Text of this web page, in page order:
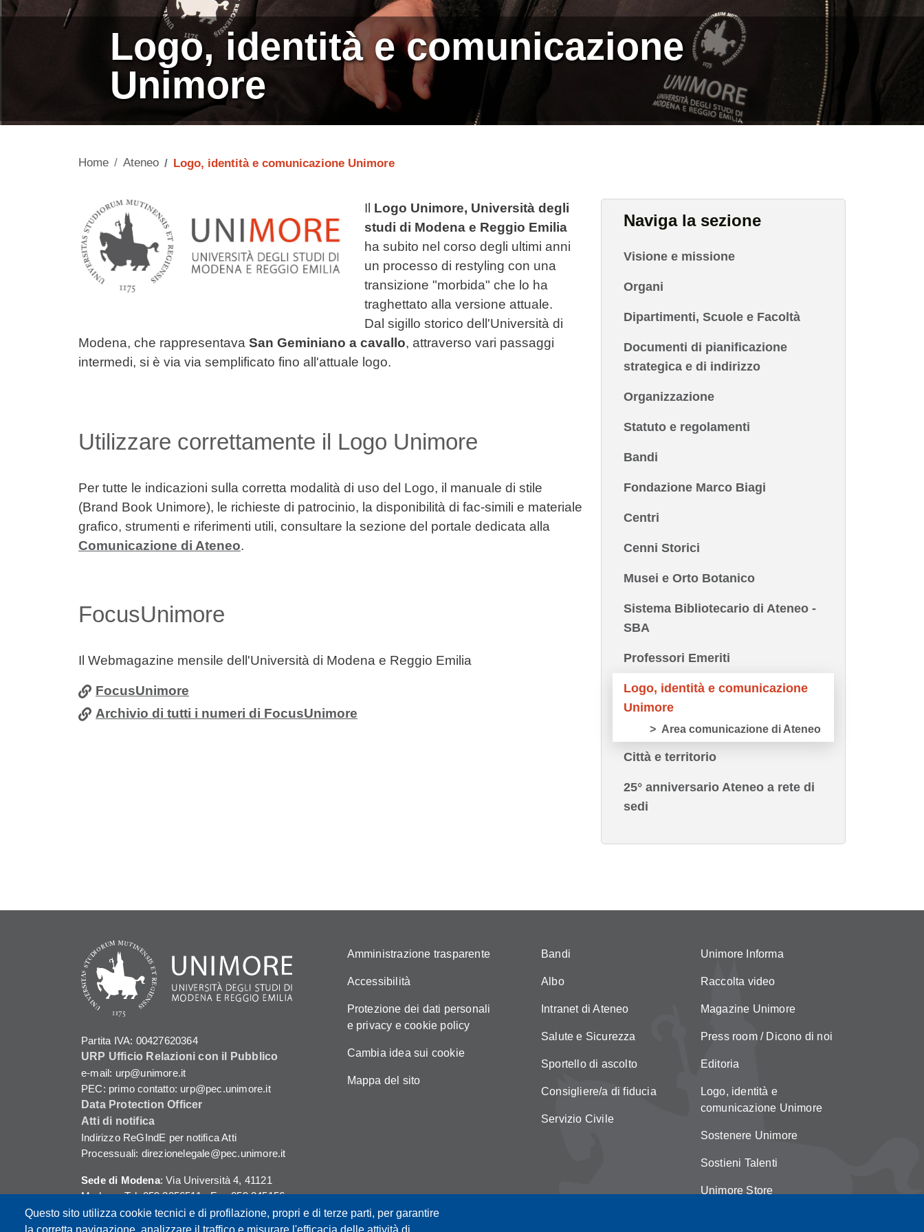
Logo, identità e comunicazione
Unimore
Home Ateneo Logo, identità e comunicazione Unimore
Contenuto
Image Il Logo Unimore, Università degli
studi di Modena e Reggio Emilia
ha subito nel corso degli ultimi anni
un processo di restyling con una
transizione "morbida" che lo ha
traghettato alla versione attuale.
Dal sigillo storico dell'Università di
Modena, che rappresentava San Geminiano a cavallo, attraverso vari passaggi
intermedi, si è via via semplificato fino all'attuale logo.
Utilizzare correttamente il Logo Unimore
Per tutte le indicazioni sulla corretta modalità di uso del Logo, il manuale di stile
(Brand Book Unimore), le richieste di patrocinio, la disponibilità di fac-simili e materiale
grafico, strumenti e riferimenti utili, consultare la sezione del portale dedicata alla
Comunicazione di Ateneo.
FocusUnimore
Il Webmagazine mensile dell'Università di Modena e Reggio Emilia
FocusUnimore
Archivio di tutti i numeri di FocusUnimore
Naviga la sezione
Visione e missione
Organi
Dipartimenti, Scuole e Facoltà
Documenti di pianificazione
strategica e di indirizzo
Organizzazione
Statuto e regolamenti
Bandi
Fondazione Marco Biagi
Centri
Cenni Storici
Musei e Orto Botanico
Sistema Bibliotecario di Ateneo -
SBA
Professori Emeriti
Logo, identità e comunicazione
Unimore
Area comunicazione di Ateneo
Città e territorio
25° anniversario Ateneo a rete di
sedi
Questo sito utilizza cookie tecnici e di profilazione, propri e di terze parti, per garantire
Partita IVA: 00427620364
URP Ufficio Relazioni con il Pubblico
e-mail: urp@unimore.it
PEC: primo contatto: urp@pec.unimore.it
Data Protection Officer
Atti di notifica
Indirizzo ReGIndE per notifica Atti
Processuali: direzionelegale@pec.unimore.it
Sede di Modena: Via Università 4, 41121
Modena, Tel. 059 2056511 - Fax 059 245156
Sede di Reggio Emilia : Viale A. Allegri 9,
Amministrazione trasparente
Accessibilità
Protezione dei dati personali
e privacy e cookie policy
Cambia idea sui cookie
Mappa del sito
Bandi
Albo
Intranet di Ateneo
Salute e Sicurezza
Sportello di ascolto
Consigliere/a di fiducia
Servizio Civile
Unimore Informa
Raccolta video
Magazine Unimore
Press room / Dicono di noi
Editoria
Logo, identità e
comunicazione Unimore
Sostenere Unimore
Sostieni Talenti
Unimore Store